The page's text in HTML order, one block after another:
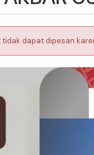
tidak dapat dipesan